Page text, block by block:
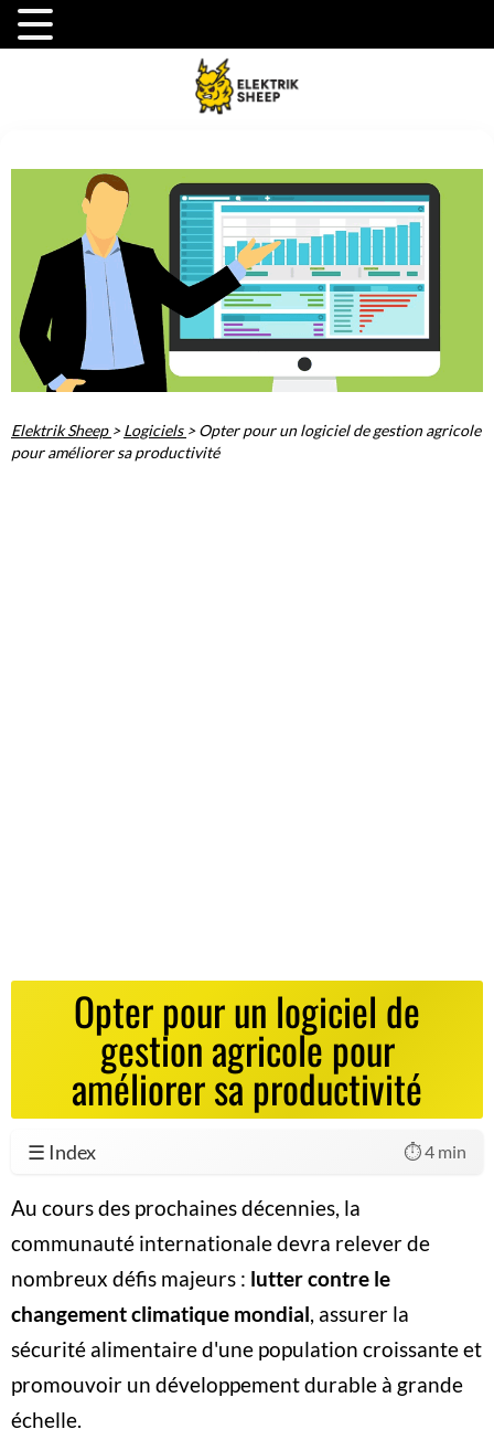
Elektrik Sheep >Logiciels >Opter pour un logiciel de gestion agricole
pour améliorer sa productivité
Opter pour un logiciel de
gestion agricole pour
améliorer sa productivité
☰ Index ⏱️ 4 min
Au cours des prochaines décennies, la
communauté internationale devra relever de
nombreux défis majeurs : lutter contre le
changement climatique mondial, assurer la
sécurité alimentaired'une population croissante et
promouvoir un développement durable à grande
échelle.